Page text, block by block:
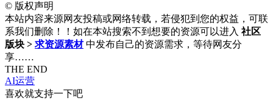
© 版权声明
本站内容来源网友投稿或网络转载，若侵犯到您的权益，可联
系我们删除！！如在本站搜索不到想要的资源可以进入 社区
版块 > 求资源素材 中发布自己的资源需求，等待网友分
享……
THE END
AI运营
喜欢就支持一下吧